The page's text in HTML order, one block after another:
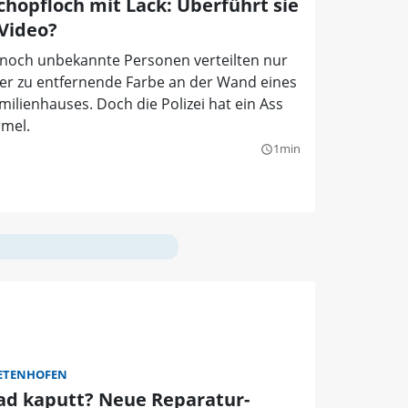
mit Lack: Überführt sie
unbekannte Personen verteilten nur
zu entfernende Farbe an der Wand eines
Doch die Polizei hat ein Ass
query_builder1min
kaputt? Neue Reparatur-